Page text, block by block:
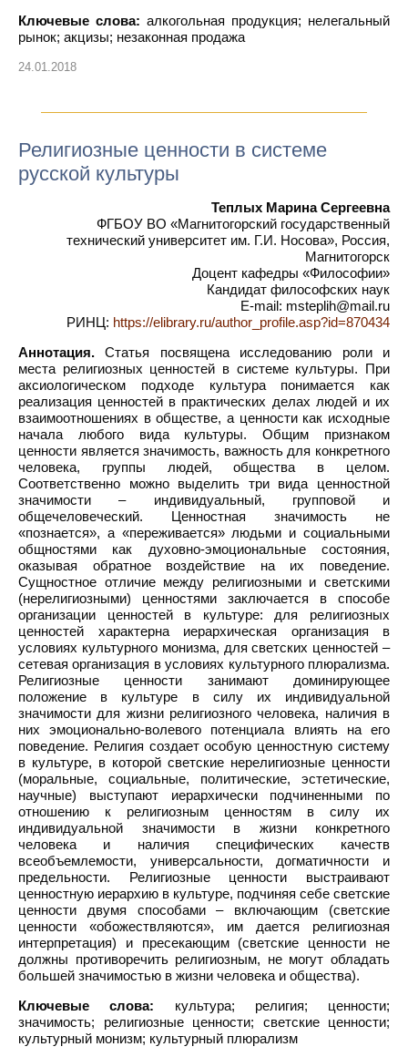
Ключевые слова: алкогольная продукция; нелегальный
рынок; акцизы; незаконная продажа
24.01.2018
Религиозные ценности в системе
русской культуры
Теплых Марина Сергеевна
ФГБОУ ВО «Магнитогорский государственный
технический университет им. Г.И. Носова», Россия,
Магнитогорск
Доцент кафедры «Философии»
Кандидат философских наук
E-mail: msteplih@mail.ru
РИНЦ: https://elibrary.ru/author_profile.asp?id=870434
Аннотация. Статья посвящена исследованию роли и
места религиозных ценностей в системе культуры. При
аксиологическом подходе культура понимается как
реализация ценностей в практических делах людей и их
взаимоотношениях в обществе, а ценности как исходные
начала любого вида культуры. Общим признаком
ценности является значимость, важность для конкретного
человека, группы людей, общества в целом.
Соответственно можно выделить три вида ценностной
значимости – индивидуальный, групповой и
общечеловеческий. Ценностная значимость не
«познается», а «переживается» людьми и социальными
общностями как духовно-эмоциональные состояния,
оказывая обратное воздействие на их поведение.
Сущностное отличие между религиозными и светскими
(нерелигиозными) ценностями заключается в способе
организации ценностей в культуре: для религиозных
ценностей характерна иерархическая организация в
условиях культурного монизма, для светских ценностей –
сетевая организация в условиях культурного плюрализма.
Религиозные ценности занимают доминирующее
положение в культуре в силу их индивидуальной
значимости для жизни религиозного человека, наличия в
них эмоционально-волевого потенциала влиять на его
поведение. Религия создает особую ценностную систему
в культуре, в которой светские нерелигиозные ценности
(моральные, социальные, политические, эстетические,
научные) выступают иерархически подчиненными по
отношению к религиозным ценностям в силу их
индивидуальной значимости в жизни конкретного
человека и наличия специфических качеств
всеобъемлемости, универсальности, догматичности и
предельности. Религиозные ценности выстраивают
ценностную иерархию в культуре, подчиняя себе светские
ценности двумя способами – включающим (светские
ценности «обожествляются», им дается религиозная
интерпретация) и пресекающим (светские ценности не
должны противоречить религиозным, не могут обладать
большей значимостью в жизни человека и общества).
Ключевые слова: культура; религия; ценности;
значимость; религиозные ценности; светские ценности;
культурный монизм; культурный плюрализм